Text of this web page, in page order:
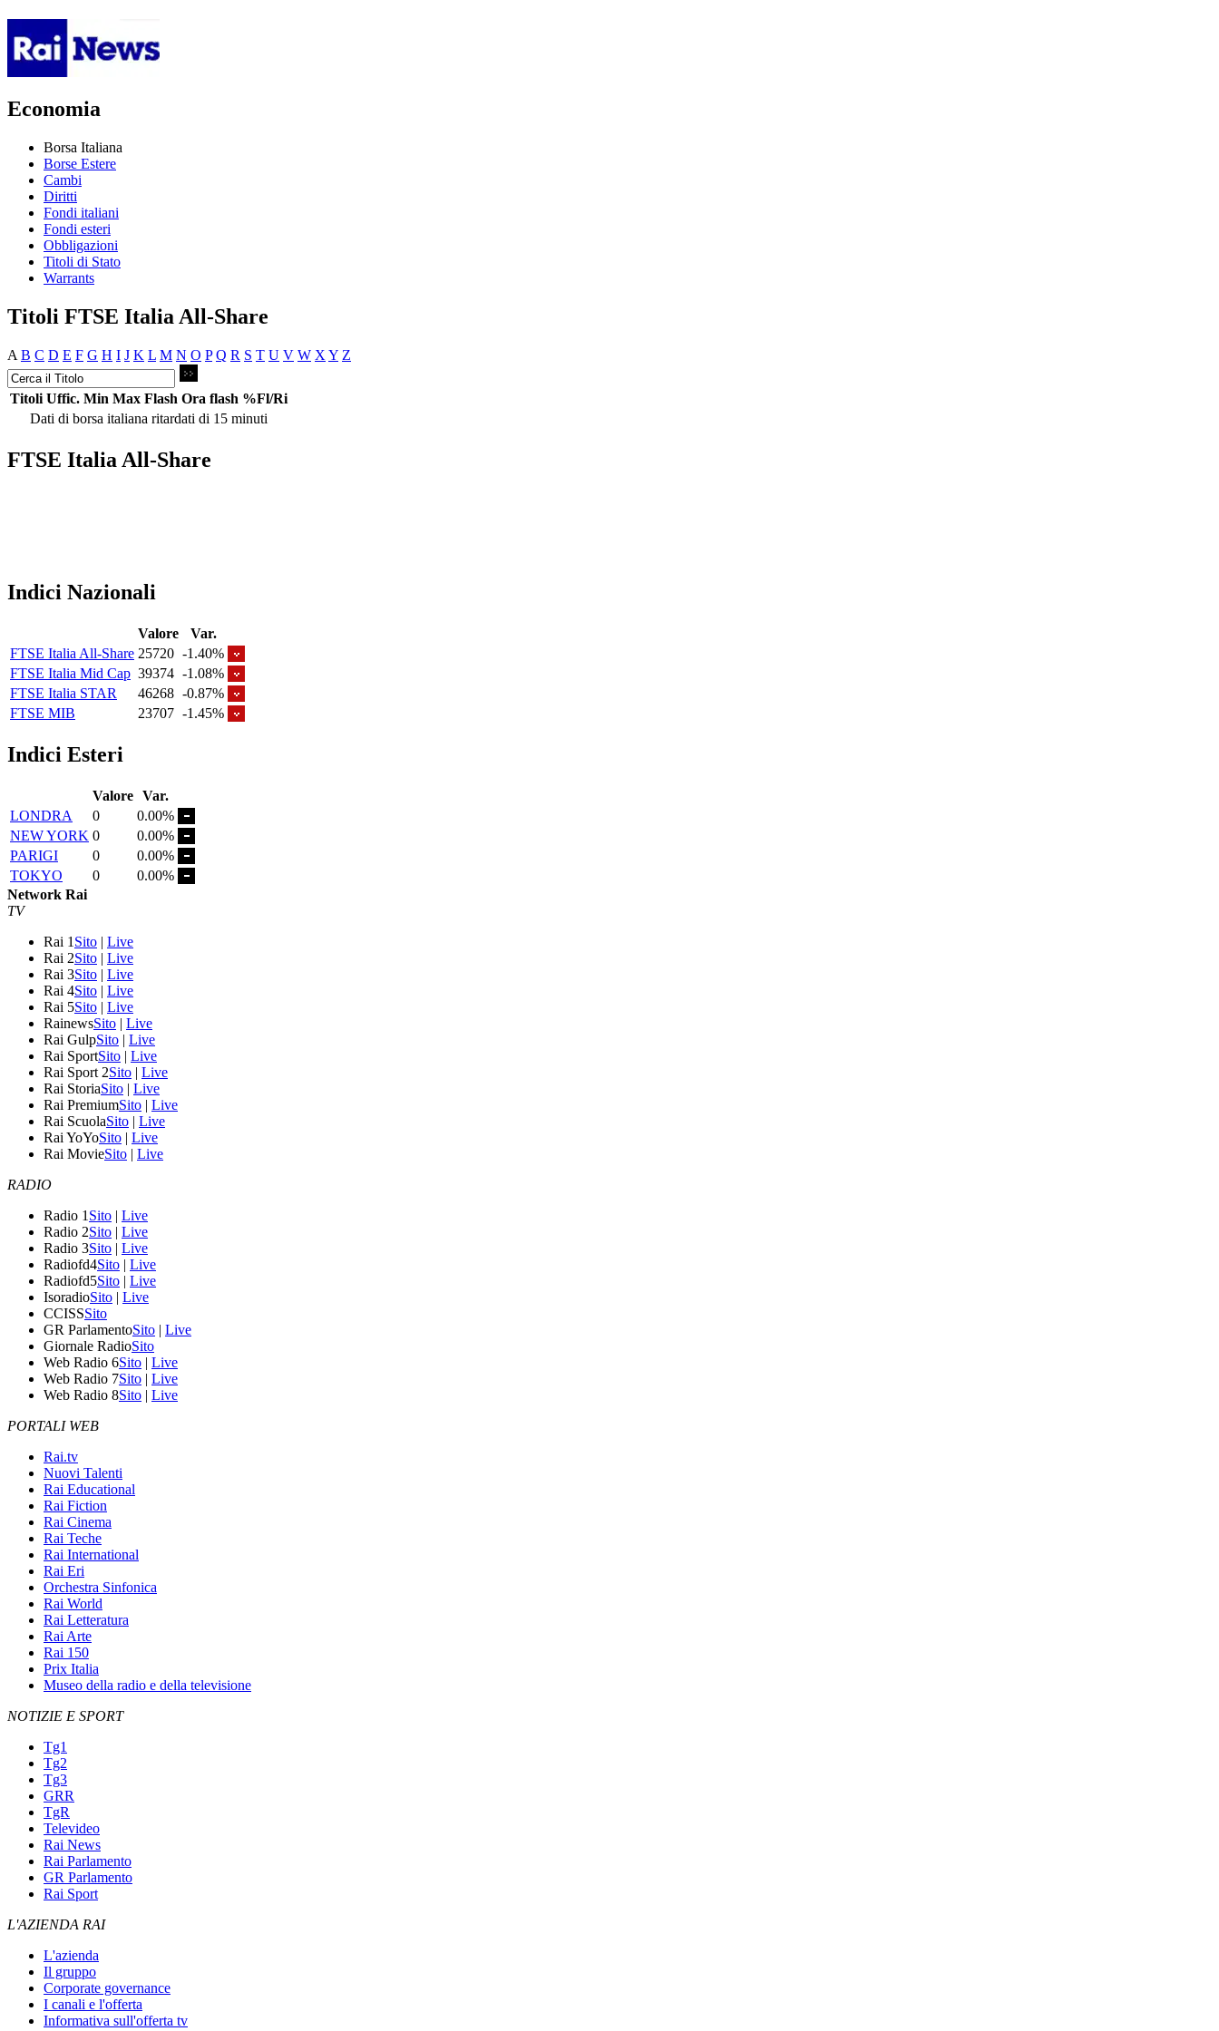
Economia
Borsa Italiana
Borse Estere
Cambi
Diritti
Fondi italiani
Fondi esteri
Obbligazioni
Titoli di Stato
Warrants
Titoli FTSE Italia All-Share
A B C D E F G H I J K L M N O P Q R S T U V W X Y Z
Titoli Uffic. Min Max Flash Ora flash %Fl/Ri
Dati di borsa italiana ritardati di 15 minuti
FTSE Italia All-Share
Indici Nazionali
Valore
Var.
FTSE Italia All-Share 25720 -1.40%
FTSE Italia Mid Cap 39374 -1.08%
FTSE Italia STAR
46268 -0.87%
FTSE MIB
23707 -1.45%
Indici Esteri
Valore Var.
LONDRA
0
0.00%
NEW YORK 0
0.00%
PARIGI
0
0.00%
TOKYO
0
0.00%
Network Rai
TV
Rai 1 Sito | Live
Rai 2Sito | Live
Rai 3Sito | Live
Rai 4Sito | Live
Rai 5Sito | Live
RainewsSito | Live
Rai GulpSito | Live
Rai SportSito | Live
Rai Sport 2Sito | Live
Rai StoriaSito | Live
Rai PremiumSito | Live
Rai ScuolaSito | Live
Rai YoYoSito | Live
Rai MovieSito | Live
RADIO
Radio 1 Sito | Live
Radio 2Sito | Live
Radio 3Sito | Live
Radiofd4Sito | Live
Radiofd5Sito | Live
IsoradioSito | Live
CCISSSito
GR ParlamentoSito | Live
Giornale RadioSito
Web Radio 6Sito | Live
Web Radio 7Sito | Live
Web Radio 8Sito | Live
PORTALI WEB
Rai.tv
Nuovi Talenti
Rai Educational
Rai Fiction
Rai Cinema
Rai Teche
Rai International
Rai Eri
Orchestra Sinfonica
Rai World
Rai Letteratura
Rai Arte
Rai 150
Prix Italia
Museo della radio e della televisione
NOTIZIE E SPORT
Tg1
Tg2
Tg3
GRR
TgR
Televideo
Rai News
Rai Parlamento
GR Parlamento
Rai Sport
L'AZIENDA RAI
L'azienda
Il gruppo
Corporate governance
I canali e l'offerta
Informativa sull'offerta tv